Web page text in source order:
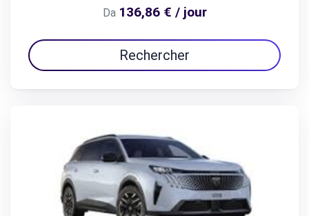
Da 136,86 € / jour
Rechercher